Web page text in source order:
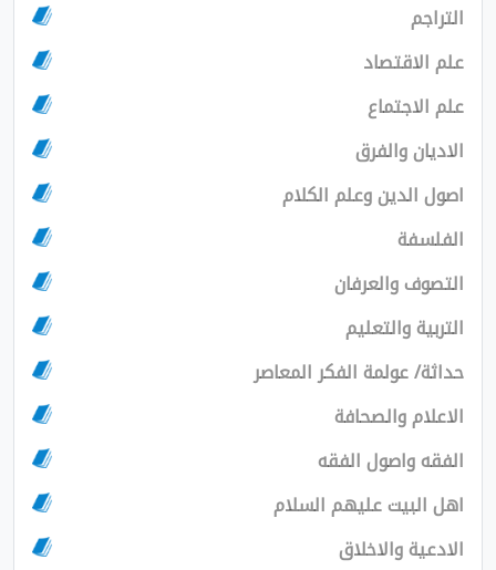
الاقتصاد
الاجتماع
والفرق
الدين وعلم الكلام
والعرفان
والتعليم
عولمة الفكر المعاصر
والصحافة
واصول الفقه
البيت عليهم السلام
والاخلاق